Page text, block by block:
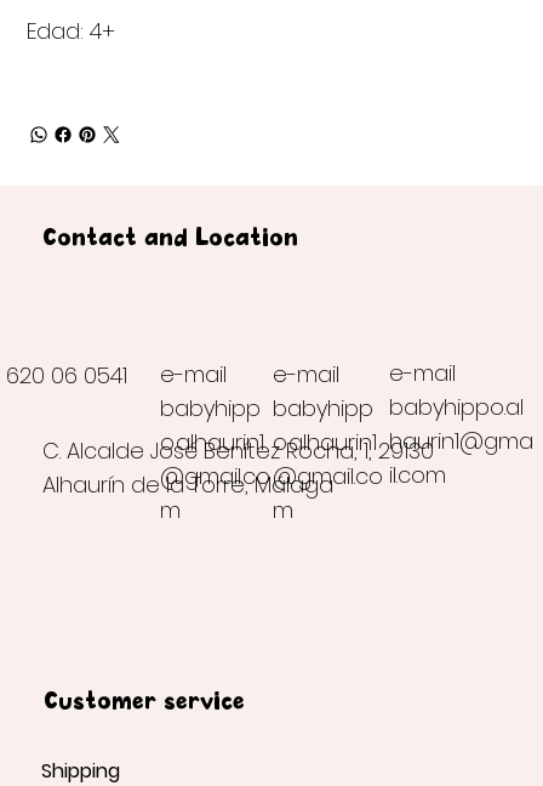
Edad: 4+
e-mail
babyhipp
o.alhaurin1
@gmail.co
m
Contact and Location
620 06 0541
e-mail
babyhippo.al
haurin1@gma
il.com
C. Alcalde José Benítez Rocha, 1, 29130
Alhaurín de la Torre, Málaga
e-mail
babyhipp
o.alhaurin1
@gmail.co
m
Customer service
Shipping